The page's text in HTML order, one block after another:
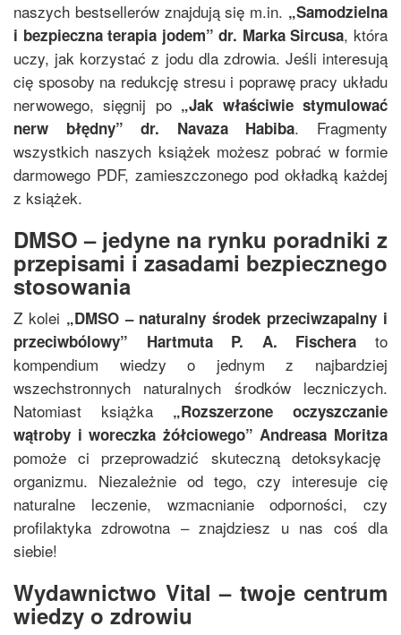
naszych bestsellerów znajdują się m.in. „Samodzielna
i bezpieczna terapia jodem”dr. Marka Sircusa, która
uczy, jak korzystać z jodu dla zdrowia. Jeśli interesują
cię sposoby na redukcję stresu i poprawę pracy układu
nerwowego, sięgnij po „Jak właściwie stymulować
nerw błędny”dr. Navaza Habiba. Fragmenty
wszystkich naszych książek możesz pobrać w formie
darmowego PDF, zamieszczonego pod okładką każdej
z książek.
DMSO – jedyne na rynku poradniki z
przepisami i zasadami bezpiecznego
stosowania
Z kolei „DMSO – naturalny środek przeciwzapalny i
przeciwbólowy” Hartmuta P. A. Fischera to
kompendium wiedzy o jednym z najbardziej
wszechstronnych naturalnych środków leczniczych.
Natomiast książka „Rozszerzone oczyszczanie
wątroby i woreczka żółciowego”Andreasa Moritza
pomoże ci przeprowadzić skuteczną detoksykację
organizmu. Niezależnie od tego, czy interesuje cię
naturalne leczenie, wzmacnianie odporności, czy
profilaktyka zdrowotna – znajdziesz u nas coś dla
siebie!
Wydawnictwo Vital – twoje centrum
wiedzy o zdrowiu